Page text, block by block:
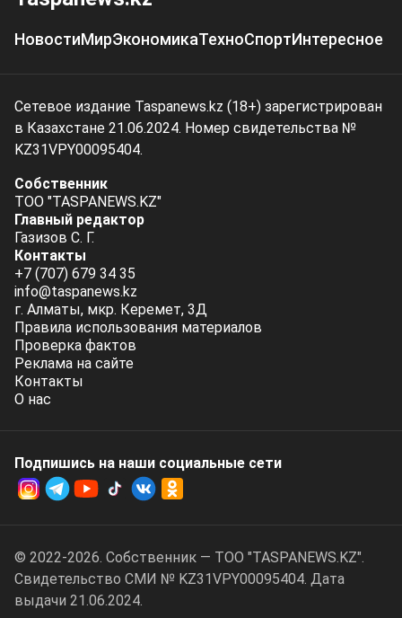
НовостиМирЭкономикаТехноСпортИнтересное
Сетевое издание Taspanews.kz (18+) зарегистрирован
в Казахстане 21.06.2024. Номер свидетельства №
KZ31VPY00095404.
Собственник
ТОО "TASPANEWS.KZ"
Главный редактор
Газизов С. Г.
Контакты
+7 (707) 679 34 35
info@taspanews.kz
г. Алматы, мкр. Керемет, 3Д
Правила использования материалов
Проверка фактов
Реклама на сайте
Контакты
О нас
Подпишись на наши социальные cети
© 2022-2026. Собственник — ТОО "TASPANEWS.KZ".
Cвидетельство СМИ № KZ31VPY00095404. Дата
выдачи 21.06.2024.